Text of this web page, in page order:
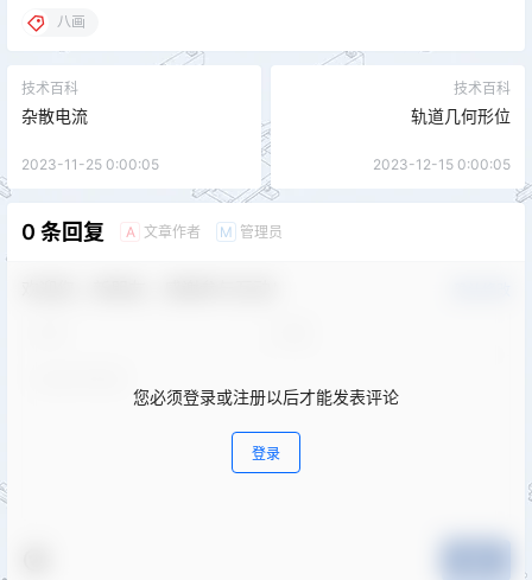
八画
技术百科
杂散电流
2023-11-25 0:00:05
技术百科
轨道几何形位
2023-12-15 0:00:05
0 条回复 A 文章作者 M 管理员
您必须登录或注册以后才能发表评论
登录